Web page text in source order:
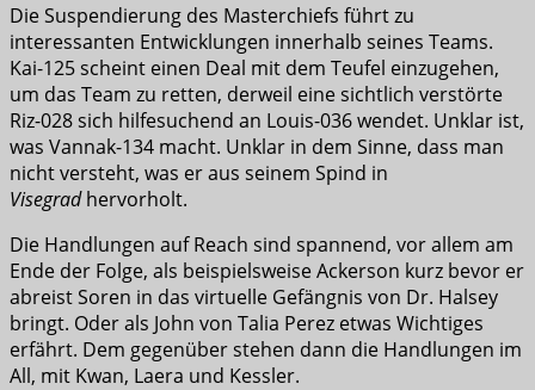
Die Suspendierung des Masterchiefs führt zu
interessanten Entwicklungen innerhalb seines Teams.
Kai-125 scheint einen Deal mit dem Teufel einzugehen,
um das Team zu retten, derweil eine sichtlich verstörte
Riz-028 sich hilfesuchend an Louis-036 wendet. Unklar ist,
was Vannak-134 macht. Unklar in dem Sinne, dass man
nicht versteht, was er aus seinem Spind in
Visegradhervorholt.
Die Handlungen auf Reach sind spannend, vor allem am
Ende der Folge, als beispielsweise Ackerson kurz bevor er
abreist Soren in das virtuelle Gefängnis von Dr. Halsey
bringt. Oder als John von Talia Perez etwas Wichtiges
erfährt. Dem gegenüber stehen dann die Handlungen im
All, mit Kwan, Laera und Kessler.